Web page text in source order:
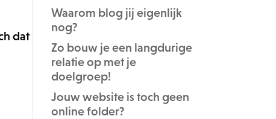
dat
Waarom blog jij eigenlijk
nog?
Zo bouw je een langdurige
relatie op met je
doelgroep!
Jouw website is toch geen
online folder?